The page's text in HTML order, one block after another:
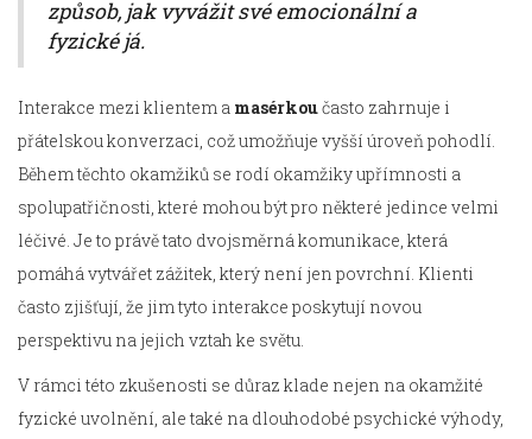
způsob, jak vyvážit své emocionální a
fyzické já.
Interakce mezi klientem a masérkoučasto zahrnuje i
přátelskou konverzaci, což umožňuje vyšší úroveň pohodlí.
Během těchto okamžiků se rodí okamžiky upřímnosti a
spolupatřičnosti, které mohou být pro některé jedince velmi
léčivé. Je to právě tato dvojsměrná komunikace, která
pomáhá vytvářet zážitek, který není jen povrchní. Klienti
často zjišťují, že jim tyto interakce poskytují novou
perspektivu na jejich vztah ke světu.
V rámci této zkušenosti se důraz klade nejen na okamžité
fyzické uvolnění, ale také na dlouhodobé psychické výhody,